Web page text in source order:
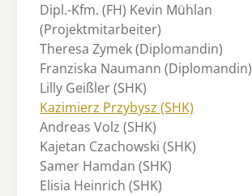
Dipl.-Kfm. (FH) Kevin Mühlan
(Projektmitarbeiter)
Theresa Zymek (Diplomandin)
Franziska Naumann (Diplomandin)
Lilly Geißler (SHK)
Kazimierz Przybysz (SHK)
Andreas Volz (SHK)
Kajetan Czachowski (SHK)
Samer Hamdan (SHK)
Elisia Heinrich (SHK)